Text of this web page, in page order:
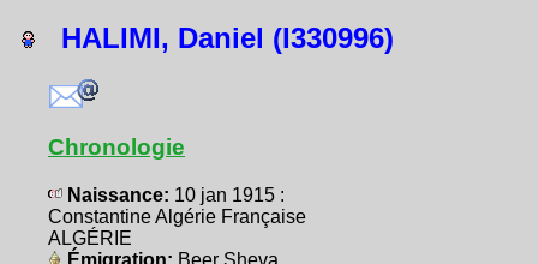
HALIMI, Daniel (I330996)
Chronologie
Naissance: 10 jan 1915 :
Constantine Algérie Française
ALGÉRIE
Émigration: Beer Sheva